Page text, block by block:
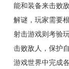
能和装备来击败
解谜，玩家需要
射击游戏则考验
击败敌人，保护
游戏世界中完成